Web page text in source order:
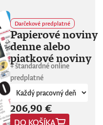
Darčekové predplatné
Papierové noviny
denne alebo
piatkové noviny
+ štandardné online
predplatné
206,90 €
DO KOŠÍKA